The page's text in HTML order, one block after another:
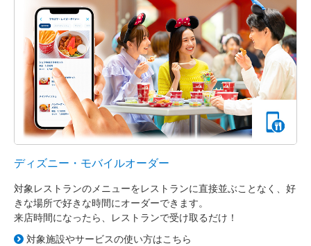
ディズニー・モバイルオーダー
対象レストランのメニューをレストランに直接並ぶことなく、好
きな場所で好きな時間にオーダーできます。
来店時間になったら、レストランで受け取るだけ！
対象施設やサービスの使い方はこちら